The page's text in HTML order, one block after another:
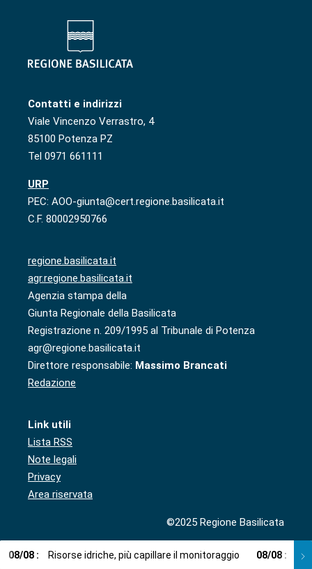
Contatti e indirizzi
Viale Vincenzo Verrastro, 4
85100 Potenza PZ
Tel 0971 661111
URP
PEC: AOO-giunta@cert.regione.basilicata.it
C.F. 80002950766
regione.basilicata.it
agr.regione.basilicata.it
Agenzia stampa della
Giunta Regionale della Basilicata
Registrazione n. 209/1995 al Tribunale di Potenza
agr@regione.basilicata.it
Direttore responsabile: Massimo Brancati
Redazione
Link utili
Lista RSS
Note legali
Privacy
Area riservata
©2025 Regione Basilicata
08/08 : Risorse idriche, più capillare il monitoraggio 08/08 :